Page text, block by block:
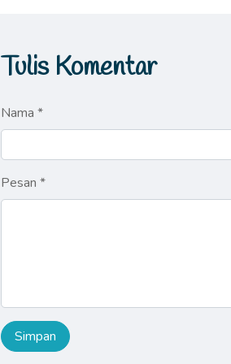
Tulis Komentar
Nama *
Pesan *